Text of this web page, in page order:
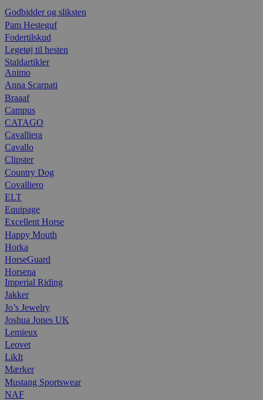
Godbidder og sliksten
Pam Hesteguf
Fodertilskud
Legetøj til hesten
Staldartikler
Animo
Anna Scarpati
Braaaf
Campus
CATAGO
Cavalliera
Cavallo
Clipster
Country Dog
Covalliero
ELT
Equipage
Excellent Horse
Happy Mouth
Horka
HorseGuard
Horsena
Imperial Riding
Jakker
Jo’s Jewelry
Joshua Jones UK
Lemieux
Leovet
LikIt
Mærker
Mustang Sportswear
NAF